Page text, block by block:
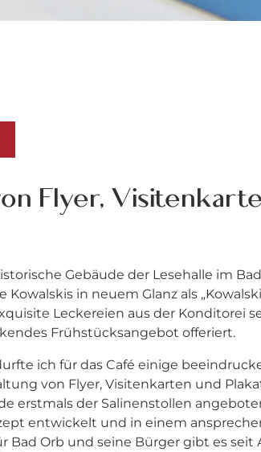
Flyer,
Gebäude der Lesehalle im
in neuem Glanz als
Leckereien aus der Konditorei
Frühstücksangebot offeriert.
ich für das Café einige
von Flyer, Visitenkarten und
erstmals der Salinenstollen
entwickelt und in einem
Bad Orb und seine Bürger gibt es seit